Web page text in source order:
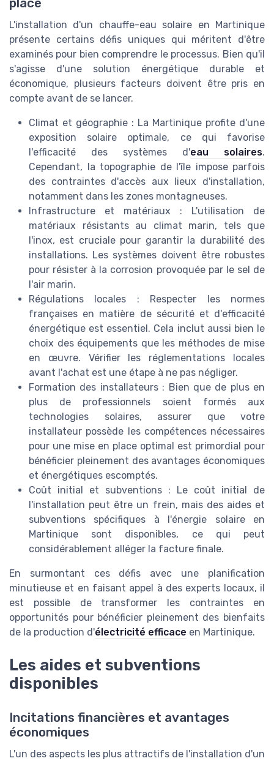
L'installation d'un chauffe-eau solaire en Martinique
présente certains défis uniques qui méritent d'être
examinés pour bien comprendre le processus. Bien qu'il
s'agisse d'une solution énergétique durable et
économique, plusieurs facteurs doivent être pris en
compte avant de se lancer.
Climat et géographie : La Martinique profite d'une
exposition solaire optimale, ce qui favorise
l'efficacité des systèmes d'eau solaires.
Cependant, la topographie de l'île impose parfois
des contraintes d'accès aux lieux d'installation,
notamment dans les zones montagneuses.
Infrastructure et matériaux : L'utilisation de
matériaux résistants au climat marin, tels que
l'inox, est cruciale pour garantir la durabilité des
installations. Les systèmes doivent être robustes
pour résister à la corrosion provoquée par le sel de
l'air marin.
Régulations locales : Respecter les normes
françaises en matière de sécurité et d'efficacité
énergétique est essentiel. Cela inclut aussi bien le
choix des équipements que les méthodes de mise
en œuvre. Vérifier les réglementations locales
avant l'achat est une étape à ne pas négliger.
Formation des installateurs : Bien que de plus en
plus de professionnels soient formés aux
technologies solaires, assurer que votre
installateur possède les compétences nécessaires
pour une mise en place optimal est primordial pour
bénéficier pleinement des avantages économiques
et énergétiques escomptés.
Coût initial et subventions : Le coût initial de
l'installation peut être un frein, mais des aides et
subventions spécifiques à l'énergie solaire en
Martinique sont disponibles, ce qui peut
considérablement alléger la facture finale.
En surmontant ces défis avec une planification
minutieuse et en faisant appel à des experts locaux, il
est possible de transformer les contraintes en
opportunités pour bénéficier pleinement des bienfaits
de la production d'électricité efficace en Martinique.
Les aides et subventions
disponibles
Incitations financières et avantages
économiques
L'un des aspects les plus attractifs de l'installation d'un